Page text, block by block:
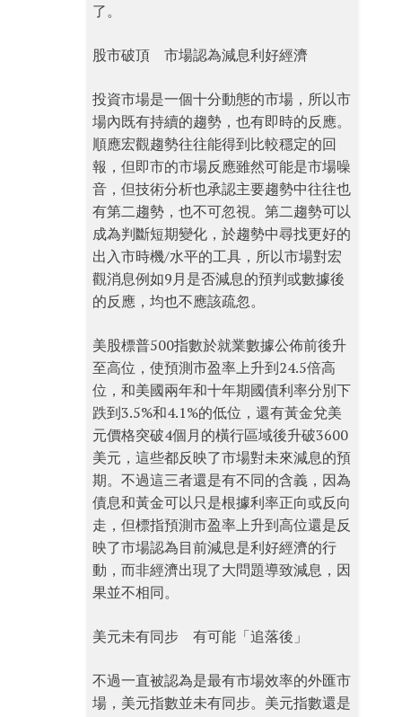
了。
股市破頂 市場認為減息利好經濟
投資市場是一個十分動態的市場，所以市
場內既有持續的趨勢，也有即時的反應。
順應宏觀趨勢往往能得到比較穩定的回
報，但即市的市場反應雖然可能是市場噪
音，但技術分析也承認主要趨勢中往往也
有第二趨勢，也不可忽視。第二趨勢可以
成為判斷短期變化，於趨勢中尋找更好的
出入市時機/水平的工具，所以市場對宏
觀消息例如9月是否減息的預判或數據後
的反應，均也不應該疏忽。
美股標普500指數於就業數據公佈前後升
至高位，使預測市盈率上升到24.5倍高
位，和美國兩年和十年期國債利率分別下
跌到3.5%和4.1%的低位，還有黃金兌美
元價格突破4個月的橫行區域後升破3600
美元，這些都反映了市場對未來減息的預
期。不過這三者還是有不同的含義，因為
債息和黃金可以只是根據利率正向或反向
走，但標指預測市盈率上升到高位還是反
映了市場認為目前減息是利好經濟的行
動，而非經濟出現了大問題導致減息，因
果並不相同。
美元未有同步 有可能「追落後」
不過一直被認為是最有市場效率的外匯市
場，美元指數並未有同步。美元指數還是